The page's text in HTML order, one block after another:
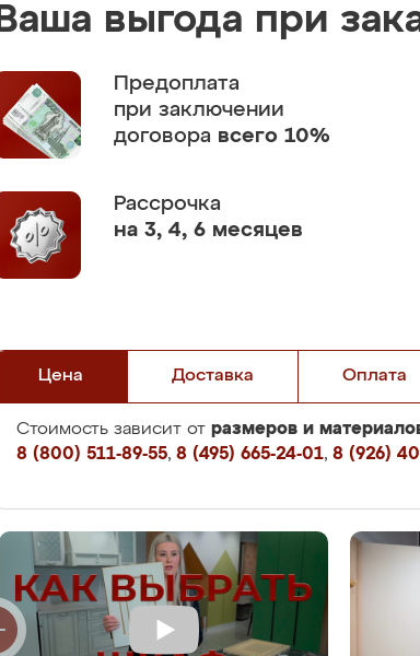
Ваша выгода при
Предоплата
при заключении
договора всего 10%
Рассрочка
на 3, 4, 6 месяцев
Цена Доставка Оплата
Стоимость зависит от размеров и
8 (800) 511-89-55, 8 (495) 665-24-01, 8 (926)